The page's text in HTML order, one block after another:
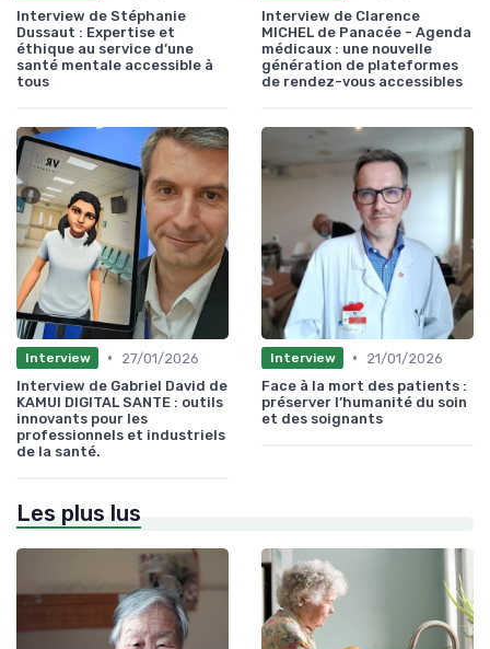
Interview de Stéphanie
Dussaut : Expertise et
éthique au service d’une
santé mentale accessible à
tous
Interview de Clarence
MICHEL de Panacée - Agenda
médicaux : une nouvelle
génération de plateformes
de rendez-vous accessibles
Interview •
27/01/2026
Interview de Gabriel David de
KAMUI DIGITAL SANTE : outils
innovants pour les
professionnels et industriels
de la santé.
Interview •
21/01/2026
Face à la mort des patients :
préserver l’humanité du soin
et des soignants
Les plus lus